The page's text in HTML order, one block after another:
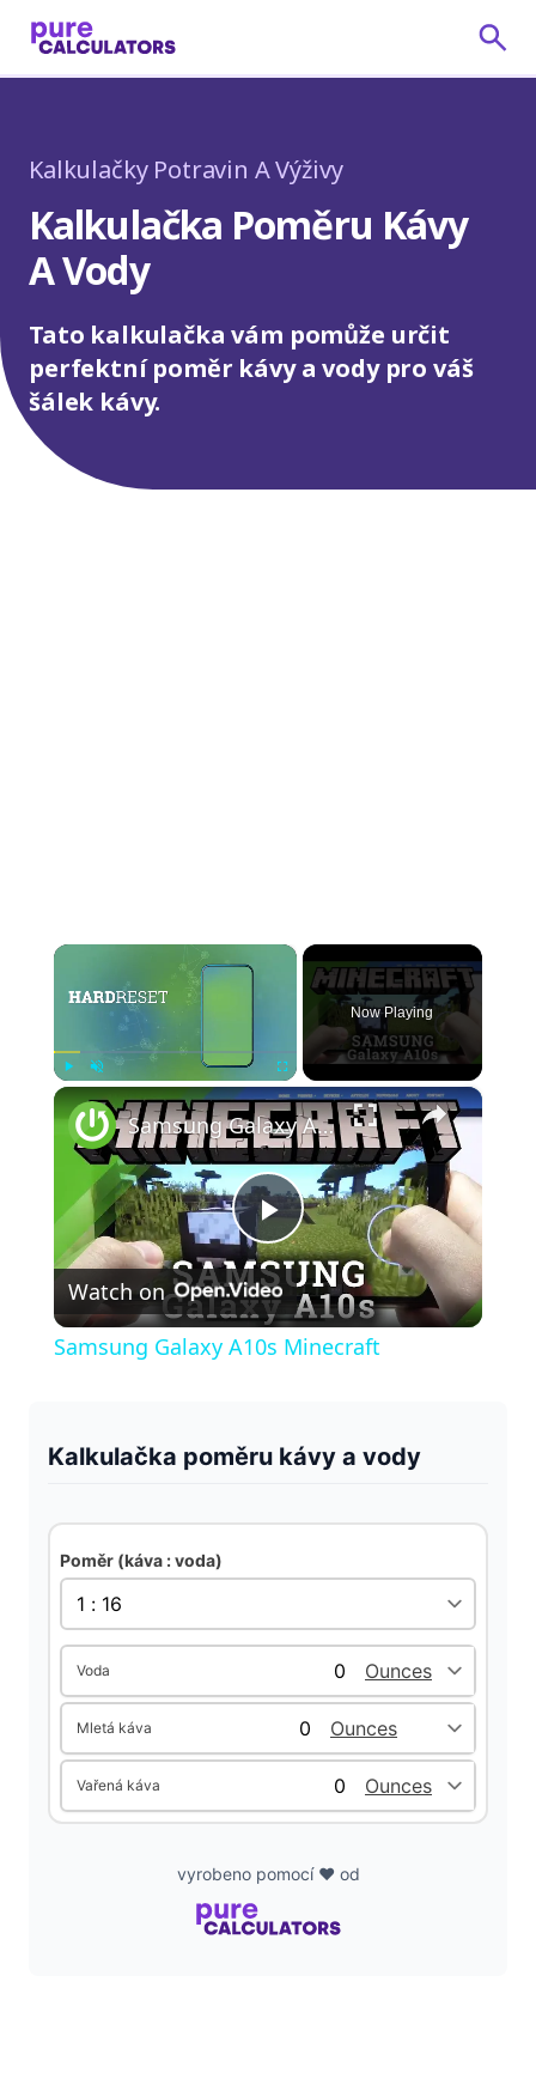
Kalkulačky Potravin A Výživy
Kalkulačka Poměru Kávy
A Vody
Tato kalkulačka vám pomůže určit
perfektní poměr kávy a vody pro váš
šálek kávy.
×
Fullscreen
Now Playing
×
P
l
y
V
e
o
Samsung Galaxy A10s Minecraft
Watch on
Samsung Galaxy A10s Minecraft
Kalkulačka poměru kávy a vody
Poměr (káva : voda)
Voda
Mletá káva
Vařená káva
vyrobeno pomocí ❤️ od